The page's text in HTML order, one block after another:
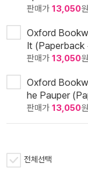
판매가 13,050원
Oxford
It (Paperback
판매가 13,050원
Oxford
he Pauper
판매가 13,050원
전체선택